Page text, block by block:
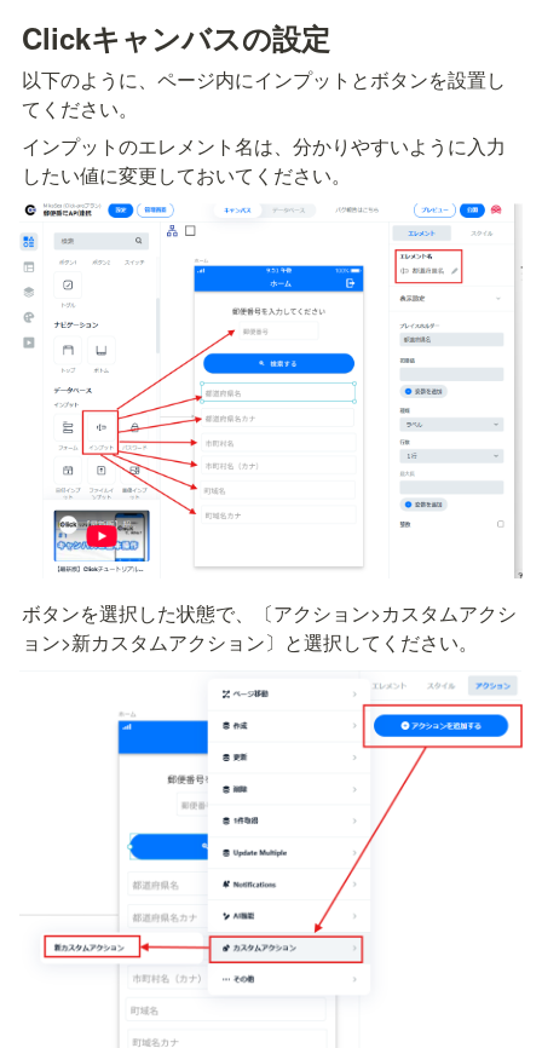
Clickキャンバスの設定
以下のように、ページ内にインプットとボタンを設置し
てください。
インプットのエレメント名は、分かりやすいように入力
したい値に変更しておいてください。
ボタンを選択した状態で、〔アクション>カスタムアクシ
ョン>新カスタムアクション〕と選択してください。